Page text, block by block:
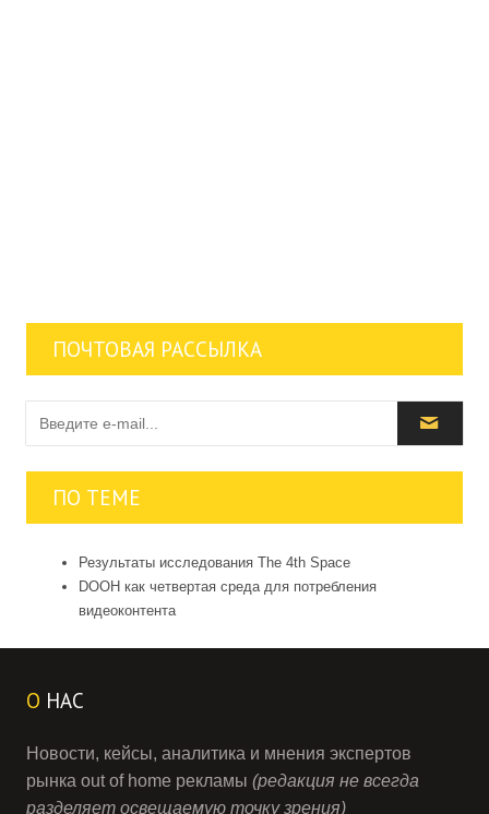
ПОЧТОВАЯ РАССЫЛКА
ПО ТЕМЕ
Результаты исследования The 4th Space
DOOH как четвертая среда для потребления
видеоконтента
О НАС
Новости, кейсы, аналитика и мнения экспертов
рынка out of home рекламы (редакция не всегда
разделяет освещаемую точку зрения)